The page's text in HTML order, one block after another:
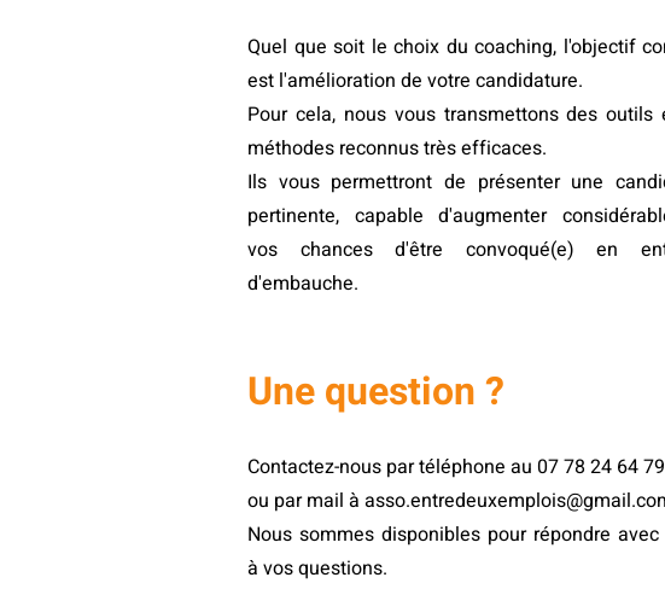
Quel que soit le choix du coaching, l'objectif
est l'amélioration de votre candidature.
Pour cela, nous vous transmettons des outils
méthodes reconnus très efficaces.
Ils vous permettront de présenter une
pertinente, capable d'augmenter
vos chances d'être convoqué(e) en
d'embauche.
Une question ?
Contactez-nous par téléphone au 07 78 24 64 79
ou par mail à
Nous sommes disponibles pour répondre
à vos questions.